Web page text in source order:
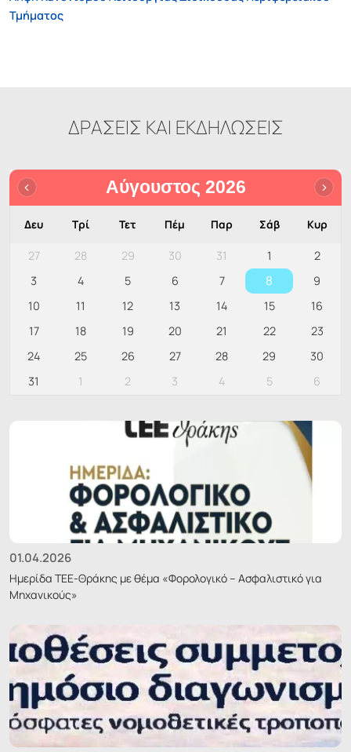
Τμήματος
ΔΡΑΣΕΙΣ ΚΑΙ ΕΚΔΗΛΩΣΕΙΣ
01.04.2026
Ημερίδα ΤΕΕ-Θράκης με θέμα «Φορολογικό – Ασφαλιστικό για
Μηχανικούς»
Αύγουστος 2026
Δευ Τρί Τετ Πέμ Παρ Σάβ Κυρ
27 28 29 30 31 1
2
3
4 5 6 7 8
9
10
11 12 13 14 15
16
17
18 19 20 21 22
23
24
25 26 27 28 29
30
31
1 2 3 4 5 6